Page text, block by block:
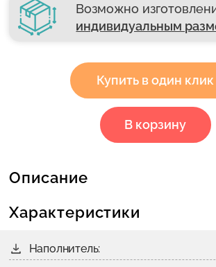
Возможно
индивидуальным
Купить в один клик
В корзину
Описание
Характеристики
Наполнитель: